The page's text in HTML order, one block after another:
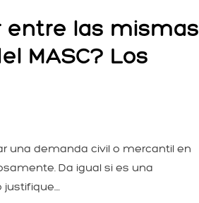
entre las mismas
MASC? Los
una demanda civil o mercantil en
Da igual si es una